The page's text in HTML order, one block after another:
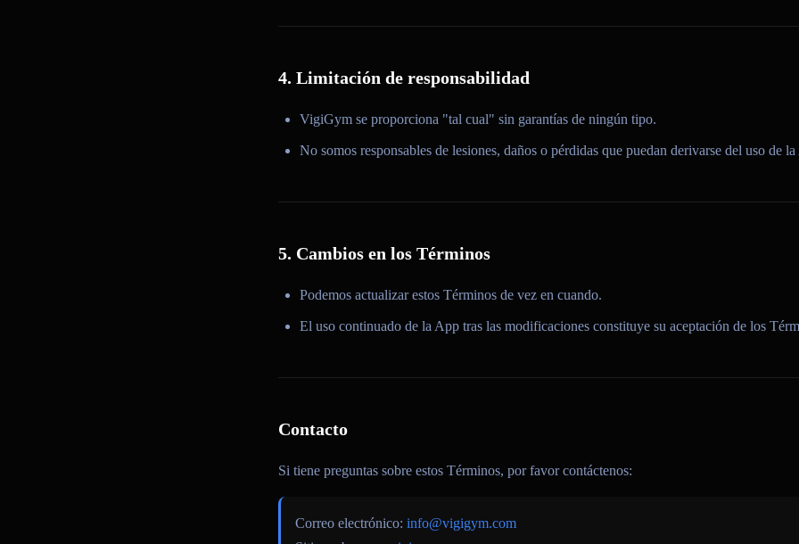
4. Limitación de responsabilidad
VigiGym se proporciona "tal cual" sin garantías de ningún tipo.
No somos responsables de lesiones, daños o pérdidas que puedan derivarse del uso de
5. Cambios en los Términos
Podemos actualizar estos Términos de vez en cuando.
El uso continuado de la App tras las modificaciones constituye su aceptación de los
Contacto
Si tiene preguntas sobre estos Términos, por favor contáctenos:
Correo electrónico: info@vigigym.com